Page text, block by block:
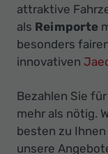
attraktive
als Reimporte
besonders
innovativen
Bezahlen Sie
mehr als nötig.
besten zu
unsere